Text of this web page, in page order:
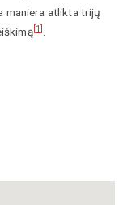
maniera atlikta trijų
[1]